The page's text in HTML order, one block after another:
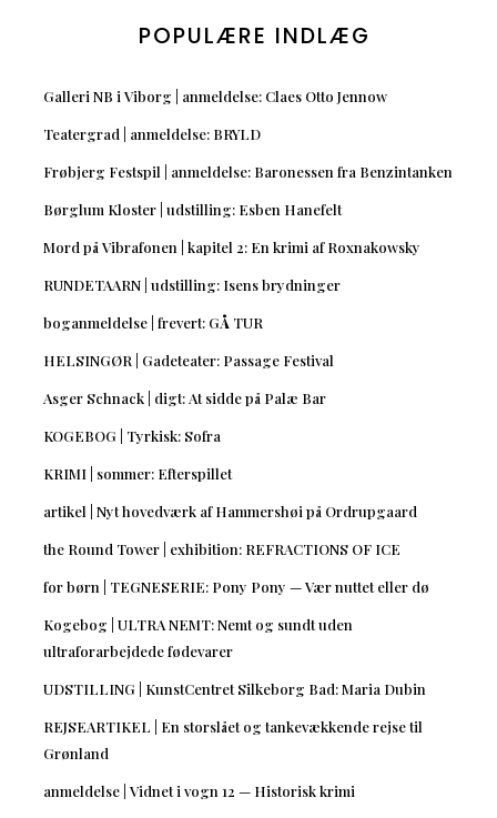
POPULÆRE INDLÆG
Galleri NB i Viborg | anmeldelse: Claes Otto Jennow
Teatergrad | anmeldelse: BRYLD
Frøbjerg Festspil | anmeldelse: Baronessen fra Benzintanken
Børglum Kloster | udstilling: Esben Hanefelt
Mord på Vibrafonen | kapitel 2: En krimi af Roxnakowsky
RUNDETAARN | udstilling: Isens brydninger
boganmeldelse | frevert: GÅ TUR
HELSINGØR | Gadeteater: Passage Festival
Asger Schnack | digt: At sidde på Palæ Bar
KOGEBOG | Tyrkisk: Sofra
KRIMI | sommer: Efterspillet
artikel | Nyt hovedværk af Hammershøi på Ordrupgaard
the Round Tower | exhibition: REFRACTIONS OF ICE
for børn | TEGNESERIE: Pony Pony — Vær nuttet eller dø
Kogebog | ULTRA NEMT: Nemt og sundt uden
ultraforarbejdede fødevarer
UDSTILLING | KunstCentret Silkeborg Bad: Maria Dubin
REJSEARTIKEL | En storslået og tankevækkende rejse til
Grønland
anmeldelse | Vidnet i vogn 12 — Historisk krimi